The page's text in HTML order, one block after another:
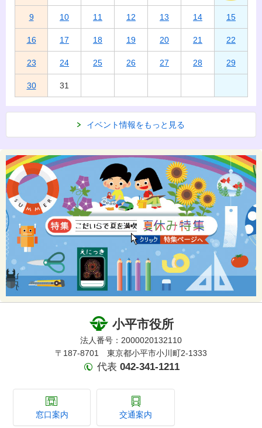
9 10 11 12 13 14 15
16 17 18 19 20 21 22
23 24 25 26 27 28 29
30 31
イベント情報をもっと見る
小平市役所
法人番号：2000020132110
〒187-8701 東京都小平市小川町2-1333
代表 042-341-1211
窓口案内 交通案内